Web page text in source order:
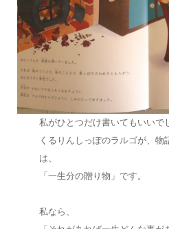
私がひとつだけ書いてもいいで
くるりんしっぽのラルゴが、物
は、
「一生分の贈り物」です。
私なら、